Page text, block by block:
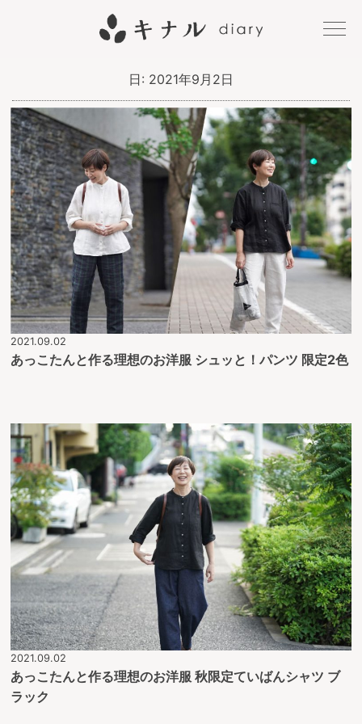
キナル
diary
日: 2021年9月2日
2021.09.02
あっこたんと作る理想のお洋服 シュッと！パンツ 限定2色
2021.09.02
あっこたんと作る理想のお洋服 秋限定ていばんシャツ ブ
ラック